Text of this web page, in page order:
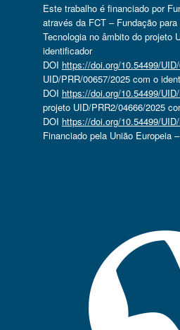
Este trabalho é financiado por
através da FCT – Fundação
Tecnologia no âmbito do projeto
identificador
DOI https://doi.org/10.54499/
UID/PRR/00657/2025 com o
DOI https://doi.org/10.54499/
projeto UID/PRR2/04666/2025
DOI https://doi.org/10.54499/
Financiado pela União Europeia